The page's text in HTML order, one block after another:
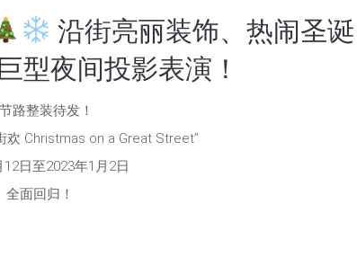
沿街亮丽装饰、热闹圣诞
型夜间投影表演！
路整装待发！
欢 Christmas on a Great Street”
日至2023年1月2日
全面回归！